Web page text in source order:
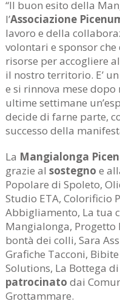
“Il buon esito della
l’Associazione
lavoro e della
volontari e sponsor
risorse per accogliere
il nostro territorio. E’
e si rinnova mese dopo
ultime settimane
decide di farne parte,
successo della
La Mangialonga
grazie al sostegno e
Popolare di Spoleto,
Studio ETA, Colorificio
Abbigliamento, La tua
Mangialonga, Progetto
bontà dei colli, Sara
Grafiche Tacconi,
Solutions, La Bottega di
patrocinato dai
Grottammare.